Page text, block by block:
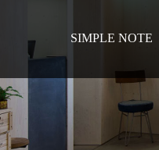
SIMPLE NOTE